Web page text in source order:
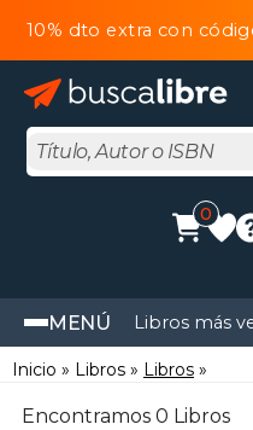
10% dto extra con
0
MENÚ Libros más
Inicio Libros Libros
Encontramos 0 Libros